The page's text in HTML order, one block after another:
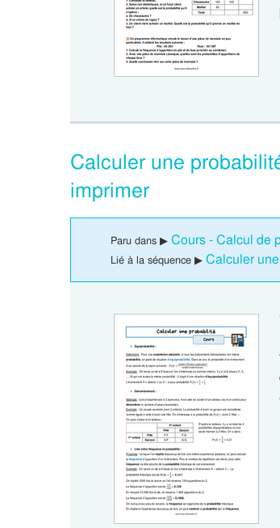
Calculer une
imprimer
Paru dans ▶ Cours - Calcul de
Lié à la séquence ▶ Calculer